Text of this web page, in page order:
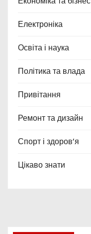
Електроніка
Освіта і наука
Політика та влада
Привітання
Ремонт та дизайн
Спорт і здоров’я
Цікаво знати